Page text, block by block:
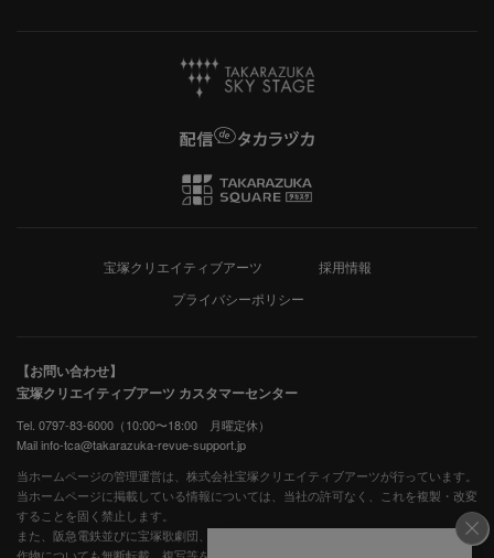
宝塚クリエイティブアーツ
採用情報
プライバシーポリシー
【お問い合わせ】
宝塚クリエイティブアーツ カスタマーセンター
Tel. 0797-83-6000（10:00〜18:00 月曜定休）
Mail info-tca@takarazuka-revue-support.jp
当ホームページの管理運営は、株式会社宝塚クリエイティブアーツが行っています。
当ホームページに掲載している情報については、当社の許可なく、これを複製・改変
することを固く禁止します。
また、阪急電鉄並びに宝塚歌劇団、宝塚クリエイティブアーツの出版物ほか写真等著